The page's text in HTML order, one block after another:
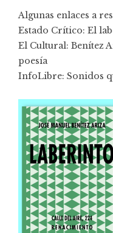
Algunas enlaces a
Estado Crítico: El
El Cultural: Benítez
poesía
InfoLibre: Sonidos